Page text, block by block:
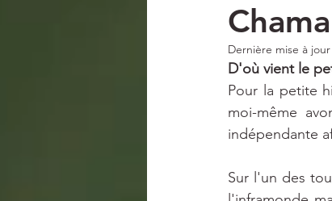
SECRET
Dernière mise à
D'où vient le
Pour la petite
moi-même
indépendante
Sur l'un des